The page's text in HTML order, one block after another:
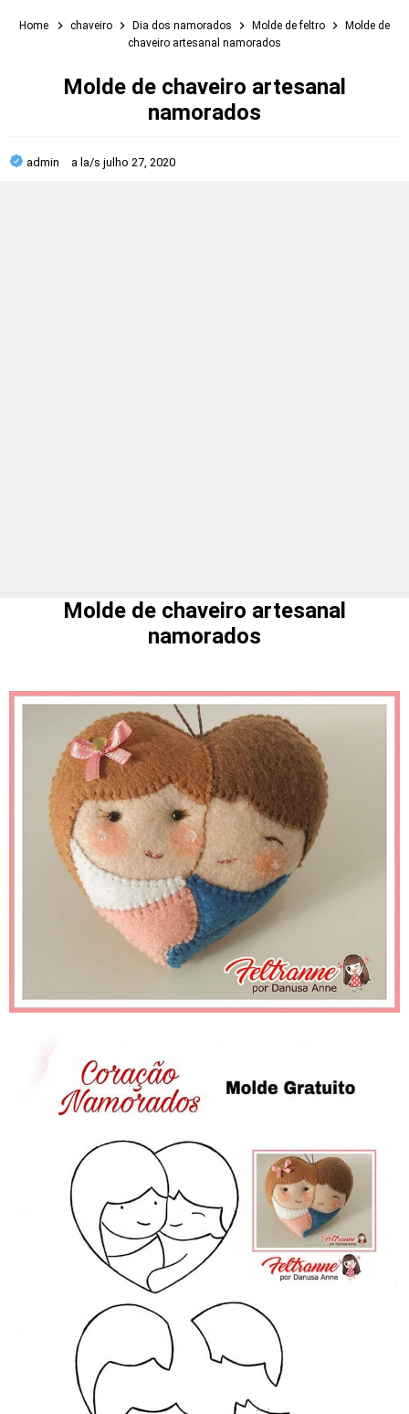
Home chaveiro Dia dos namorados Molde de feltro
Molde de
chaveiro artesanal namorados
Molde de chaveiro artesanal
namorados
admin a la/s julho 27, 2020
Molde de chaveiro artesanal
namorados